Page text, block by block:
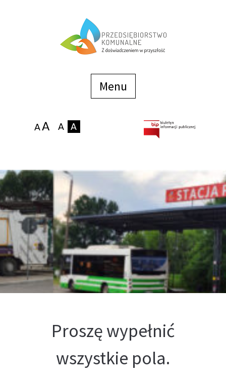
Menu
Zakłady
Podaj stan wodomierza
Kontakt
Oferta
Proszę wypełnić
wszystkie pola.